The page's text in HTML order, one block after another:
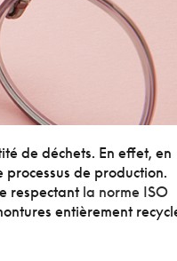
de déchets. En effet, en
de production.
respectant la norme ISO
entièrement